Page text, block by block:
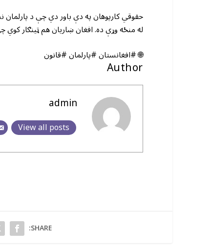
حقوقي کارپوهان په دې باور دي چې د پارلمان
له منځه وړې ده. افغان ښاریان هم ټینګار
🌐 #افغانستان #پارلمان #قانون
Author
admin
View all posts
SHARE: